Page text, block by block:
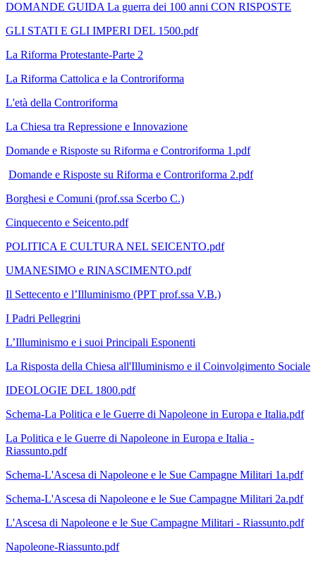
DOMANDE GUIDA La guerra dei 100 anni CON RISPOSTE
GLI STATI E GLI IMPERI DEL 1500.pdf
La Riforma Protestante-Parte 2
La Riforma Cattolica e la Controriforma
L'età della Controriforma
La Chiesa tra Repressione e Innovazione
Domande e Risposte su Riforma e Controriforma 1.pdf
Domande e Risposte su Riforma e Controriforma 2.pdf
Borghesi e Comuni (prof.ssa Scerbo C.)
Cinquecento e Seicento.pdf
POLITICA E CULTURA NEL SEICENTO.pdf
UMANESIMO e RINASCIMENTO.pdf
Il Settecento e l’Illuminismo (PPT prof.ssa V.B.)
I Padri Pellegrini
L’Illuminismo e i suoi Principali Esponenti
La Risposta della Chiesa all'Illuminismo e il Coinvolgimento Sociale
IDEOLOGIE DEL 1800.pdf
Schema-La Politica e le Guerre di Napoleone in Europa e Italia.pdf
La Politica e le Guerre di Napoleone in Europa e Italia -
Riassunto.pdf
Schema-L'Ascesa di Napoleone e le Sue Campagne Militari 1a.pdf
Schema-L'Ascesa di Napoleone e le Sue Campagne Militari 2a.pdf
L'Ascesa di Napoleone e le Sue Campagne Militari - Riassunto.pdf
Napoleone-Riassunto.pdf